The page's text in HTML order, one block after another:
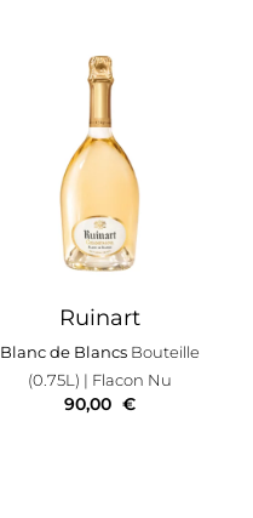
Ruinart
Blanc de Blancs Bouteille
(0.75L) | Flacon Nu
90,00 €